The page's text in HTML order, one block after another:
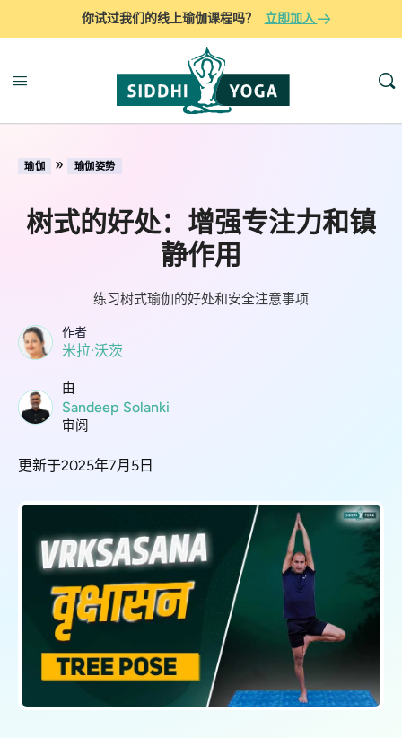
你试过我们的线上瑜伽课程吗？ 立即加入
瑜伽 » 瑜伽姿势
树式的好处：增强专注力和镇
静作用
练习树式瑜伽的好处和安全注意事项
作者
米拉·沃茨
由
Sandeep Solanki
审阅
更新于2025年7月5日